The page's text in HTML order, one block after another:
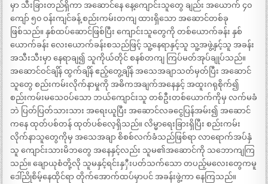
မှာ သီးခြားတည်ရှိကာ အဆောင်နေ နေ့ကျောင်းသူတွေ ချည်း အယောက် ၄၀
ကျော် ၅၀ ဝန်းကျင်ခန့် စည်းကမ်းတကျ ထားရှိသော အဆောင်တစ်ခု
ဖြစ်သည်။ နှစ်ထပ်ဆောင်ဖြစ်ပြီး ကျောင်းသူတွေကို တစ်ယောက်ခန်း နှစ်
ယောက်ခန်း လေးယောက်ခန်းစသည်ဖြင့် သူ့နေရာနှင့်သူ သူ့အဖွဲ့နှင့်သူ အခန်း
အသီးသီးမှာ နေရာချ၍ သူကိုယ်တိုင် စနစ်တကျ ကြပ်မတ်အုပ်ချုပ်သည်။
အဆောင်ဝင်ချိန် ထွက်ချိန် ဧည့်တွေ့ချိန် အသေအချာသတ်မှတ်ပြီး အဆောင်
သူတွေ စည်းကမ်းလိုက်နာမှုကို အဓိကအချက်အနေနှင့် အထူးဂရုစိုက်၍
စည်းကမ်းမသေဝပ်သော ဘယ်ကျောင်းသူ တစ်ဦးတစ်ယောက်ကိုမှ လက်မခံ
ဘဲ ပြတ်ပြတ်သားသား အရေးယူပြီး အဆောင်လခငွေပြန်အမ်း၍ အဆောင်
ကနေ ထုတ်ပစ်တန် ထုတ်ပစ်လေ့ရှိသည်။ လိမ္မာရေးခြားရှိပြီး စည်းကမ်း
လိုက်နာသူတွေကိုမှ အသေအချာ စိစစ်လက်ခံသည်ဖြစ်ရာ လာရောက်အပ်နှံ
သူ ကျောင်းသားမိဘတွေ အနေနှင့်လည်း သူမ၏အဆောင်ကို သဘောကျကြ
သည်။ ချောယုစံတို့လို သူမနှင့်ရင်းနှှီးပတ်သက်သော တပည့်မလေးတွေကမူ
ဒေါ်ညိုစိမ့်နေထိုင်ရာ တိုက်အောက်ထပ်မှာပင် အခန်းဖွဲ့ကာ နေကြသည်။